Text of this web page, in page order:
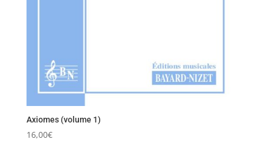
Axiomes (volume 1)
16,00€